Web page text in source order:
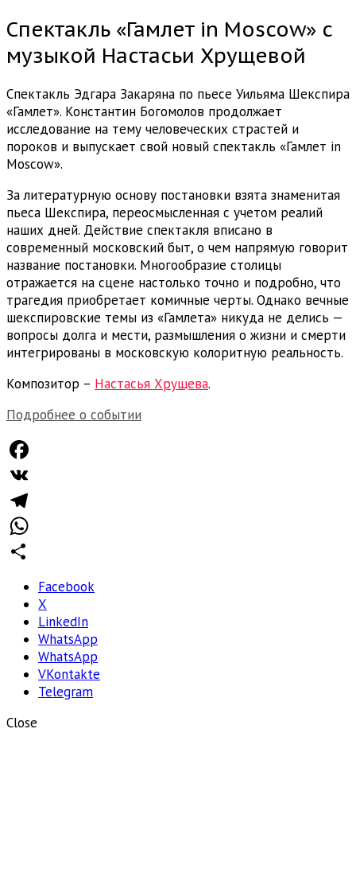
Спектакль «Гамлет in Moscow» с
музыкой Настасьи Хрущевой
Спектакль Эдгара Закаряна по пьесе Уильяма Шекспира
«Гамлет». Константин Богомолов продолжает
исследование на тему человеческих страстей и
пороков и выпускает свой новый спектакль «Гамлет in
Moscow».
За литературную основу постановки взята знаменитая
пьеса Шекспира, переосмысленная с учетом реалий
наших дней. Действие спектакля вписано в
современный московский быт, о чем напрямую говорит
название постановки. Многообразие столицы
отражается на сцене настолько точно и подробно, что
трагедия приобретает комичные черты. Однако вечные
шекспировские темы из «Гамлета» никуда не делись —
вопросы долга и мести, размышления о жизни и смерти
интегрированы в московскую колоритную реальность.
Композитор – Настасья Хрущева.
Подробнее о событии
Facebook
VK
Telegram
WhatsApp
Facebook
X
LinkedIn
WhatsApp
WhatsApp
VKontakte
Telegram
Close